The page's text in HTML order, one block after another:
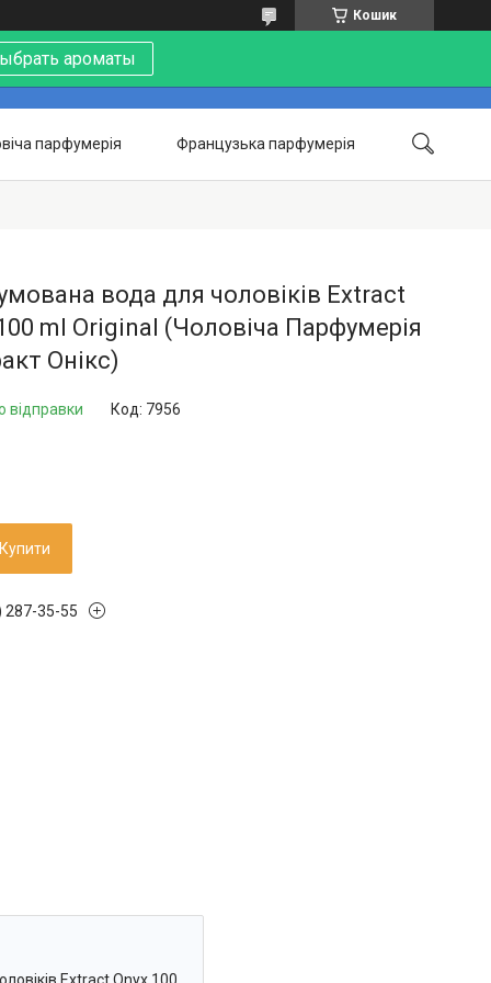
Кошик
ароматы
парфумерія Французька парфумерія
вода для чоловіків Extract
ml Original (Чоловіча Парфумерія
Онікс)
відправки Код: 7956
Купити
287-35-55